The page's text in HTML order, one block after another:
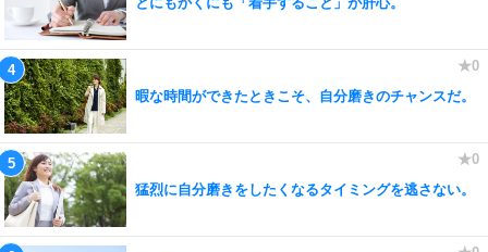
暇な時間ができたときこそ、自分磨きのチャンスだ。
猛烈に自分磨きをしたくなるタイミングを逃さない。